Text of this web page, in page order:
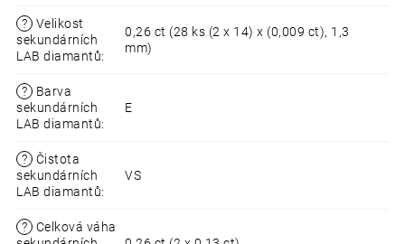
?
Velikost
sekundárních
LAB diamantů:
0,26 ct (28 ks (2 x 14) x (0,009 ct), 1,3
mm)
?
Barva
sekundárních
LAB diamantů:
E
?
Čistota
sekundárních
LAB diamantů:
VS
?
Celková váha